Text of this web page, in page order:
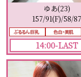
ゆあ(23)
157/91(F)/58/87
14:00-LAST